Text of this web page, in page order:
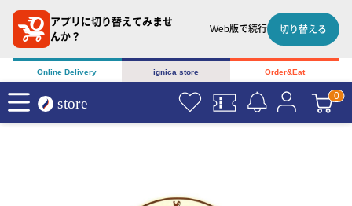
アプリに切り替えてみませ
んか？
Web版で続行 切り替える
Online Delivery ignica store Order&Eat